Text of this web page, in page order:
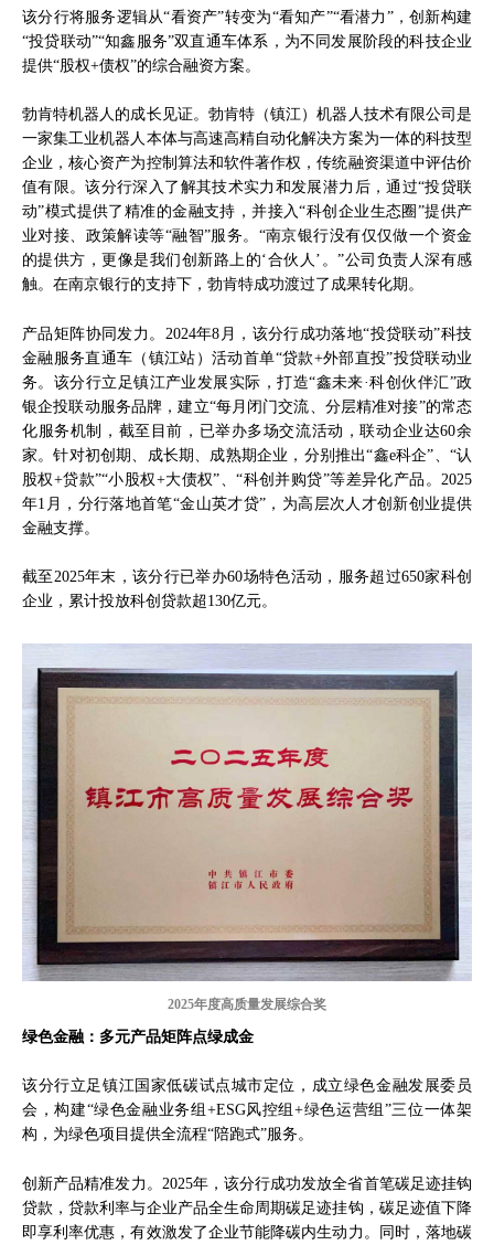
该分行将服务逻辑从“看资产”转变为“看知产”“看潜力”，创新构建
“投贷联动”“知鑫服务”双直通车体系，为不同发展阶段的科技企业
提供“股权+债权”的综合融资方案。
勃肯特机器人的成长见证。勃肯特（镇江）机器人技术有限公司是
一家集工业机器人本体与高速高精自动化解决方案为一体的科技型
企业，核心资产为控制算法和软件著作权，传统融资渠道中评估价
值有限。该分行深入了解其技术实力和发展潜力后，通过“投贷联
动”模式提供了精准的金融支持，并接入“科创企业生态圈”提供产
业对接、政策解读等“融智”服务。“南京银行没有仅仅做一个资金
的提供方，更像是我们创新路上的‘合伙人’。”公司负责人深有感
触。在南京银行的支持下，勃肯特成功渡过了成果转化期。
产品矩阵协同发力。2024年8月，该分行成功落地“投贷联动”科技
金融服务直通车（镇江站）活动首单“贷款+外部直投”投贷联动业
务。该分行立足镇江产业发展实际，打造“鑫未来·科创伙伴汇”政
银企投联动服务品牌，建立“每月闭门交流、分层精准对接”的常态
化服务机制，截至目前，已举办多场交流活动，联动企业达60余
家。针对初创期、成长期、成熟期企业，分别推出“鑫e科企”、“认
股权+贷款”“小股权+大债权”、“科创并购贷”等差异化产品。2025
年1月，分行落地首笔“金山英才贷”，为高层次人才创新创业提供
金融支撑。
截至2025年末，该分行已举办60场特色活动，服务超过650家科创
企业，累计投放科创贷款超130亿元。
2025年度高质量发展综合奖
绿色金融：多元产品矩阵点绿成金
该分行立足镇江国家低碳试点城市定位，成立绿色金融发展委员
会，构建“绿色金融业务组+ESG风控组+绿色运营组”三位一体架
构，为绿色项目提供全流程“陪跑式”服务。
创新产品精准发力。2025年，该分行成功发放全省首笔碳足迹挂钩
贷款，贷款利率与企业产品全生命周期碳足迹挂钩，碳足迹值下降
即享利率优惠，有效激发了企业节能降碳内生动力。同时，落地碳